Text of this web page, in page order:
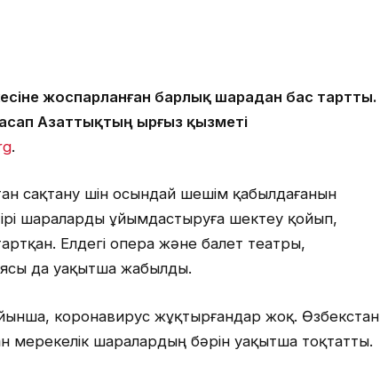
жоспарланған барлық шарадан бас тартты.
Азаттықтың Қырғыз қызметі
.
сақтану үшін осындай шешім қабылдағанын
ірі шараларды ұйымдастыруға шектеу қойып,
Елдегі опера және балет театры,
да уақытша жабылды.
коронавирус жұқтырғандар жоқ. Өзбекстан
мерекелік шаралардың бәрін уақытша тоқтатты.